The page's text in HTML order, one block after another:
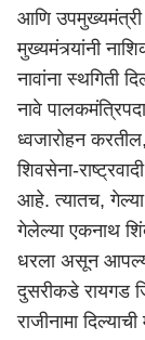
आणि उपमुख्यमंत्री
मुख्यमंत्र्‍यांनी
नावांना स्थगिती
नावे
ध्वजारोहन
शिवसेना-
आहे. त्यातच, गेल्या
गेलेल्याएकनाथ
धरला असून
दुसरीकडे रायगड
राजीनामा